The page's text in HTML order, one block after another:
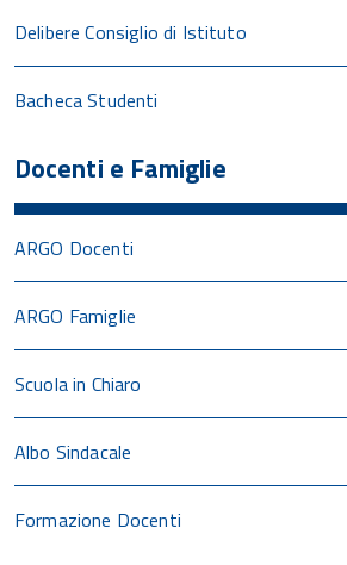
Delibere Consiglio di Istituto
Bacheca Studenti
Docenti e Famiglie
ARGO Docenti
ARGO Famiglie
Scuola in Chiaro
Albo Sindacale
Formazione Docenti